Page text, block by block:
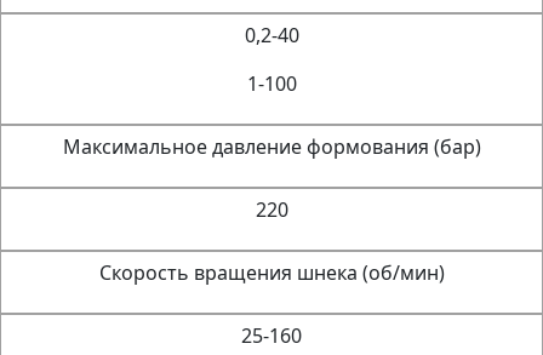
0,2-40
1-100
Максимальное давление формования (бар)
220
Скорость вращения шнека (об/мин)
25-160